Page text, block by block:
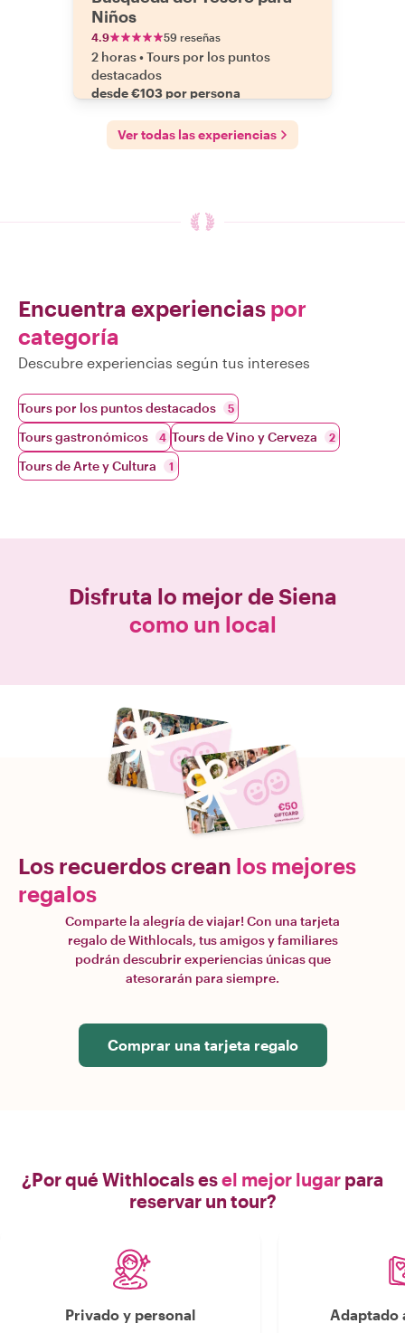
Niños
4.9 59 reseñas
2 horas•Tours por los puntos
destacados
desde €103 por persona
Ver todas las experiencias
Encuentra experiencias por
categoría
Descubre experiencias según tus intereses
Tours por los puntos destacados 5
Tours gastronómicos 4 Tours de Vino y Cerveza 2
Tours de Arte y Cultura 1
Disfruta lo mejor deSiena
como un local
Los recuerdos crean los mejores
regalos
Comparte la alegría de viajar! Con una tarjeta
regalo de Withlocals, tus amigos y familiares
podrán descubrir experiencias únicas que
atesorarán para siempre.
Comprar una tarjeta regalo
¿Por qué Withlocals esel mejor lugar para
reservar un tour?
Privado y personal Adaptado